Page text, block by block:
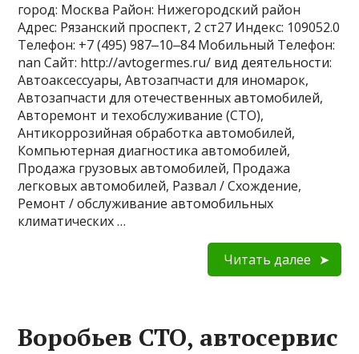
город: Москва Район: Нижегородский район
Адрес: Рязанский проспект, 2 ст27 Индекс: 109052.0
Телефон: +7 (495) 987‒10‒84 Мобильный Телефон:
nan Сайт: http://avtogermes.ru/ вид деятельности:
Автоаксессуары, Автозапчасти для иномарок,
Автозапчасти для отечественных автомобилей,
Авторемонт и техобслуживание (СТО),
Антикоррозийная обработка автомобилей,
Компьютерная диагностика автомобилей,
Продажа грузовых автомобилей, Продажа
легковых автомобилей, Развал / Схождение,
Ремонт / обслуживание автомобильных
климатических …
Читать далее
Воробьев СТО, автосервис